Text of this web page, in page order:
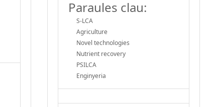
Paraules clau:
S-LCA
Agriculture
Novel technologies
Nutrient recovery
PSILCA
Enginyeria